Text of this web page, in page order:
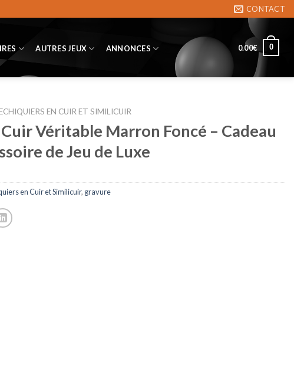
CONTACT
AUTRES JEUX ANNONCES 0.00€ 0
ECHIQUIERS EN CUIR ET SIMILICUIR
Véritable Marron Foncé – Cadeau
de Jeu de Luxe
en Cuir et Similicuir, gravure